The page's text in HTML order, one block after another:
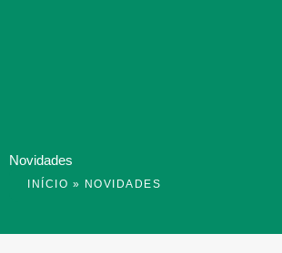
Novidades
INÍCIO » NOVIDADES